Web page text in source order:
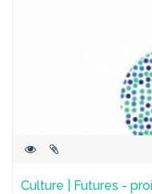
Culture | Futures -